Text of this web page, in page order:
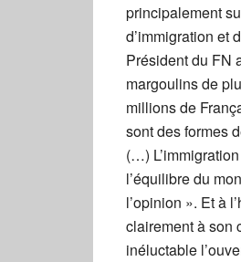
principalement
d’immigration et
Président du FN
margoulins de
millions de
sont des formes
(…)
l’équilibre du
l’opinion ». Et à
clairement à son
inéluctable